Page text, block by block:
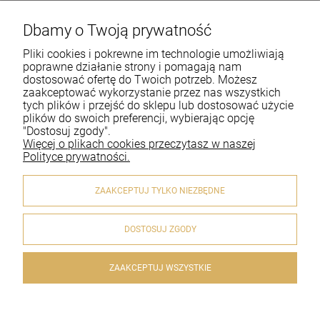
Pomoc
Moje konto
Płatności i dostawa
Informacje
O nas
© 2020 artykulyreligijne.pl . Wszelkie prawa zastrzeżone.
Styl graficzny i aplikacje ShopGadget.pl
Sklep internetowy
Dbamy o Twoją prywatność
Pliki cookies i pokrewne im technologie umożliwiają
poprawne działanie strony i pomagają nam
dostosować ofertę do Twoich potrzeb. Możesz
zaakceptować wykorzystanie przez nas wszystkich
tych plików i przejść do sklepu lub dostosować użycie
plików do swoich preferencji, wybierając opcję
"Dostosuj zgody".
Więcej o plikach cookies przeczytasz w naszej
Polityce prywatności.
ZAAKCEPTUJ TYLKO NIEZBĘDNE
DOSTOSUJ ZGODY
ZAAKCEPTUJ WSZYSTKIE